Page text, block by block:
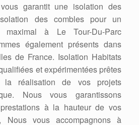
garantit une isolation des
des combles pour un
maximal à Le Tour-Du-Parc
également présents dans
de France. Isolation Habitats
et expérimentées prêtes
la réalisation de vos projets
Nous vous garantissons
à la hauteur de vos
Nous vous accompagnons à